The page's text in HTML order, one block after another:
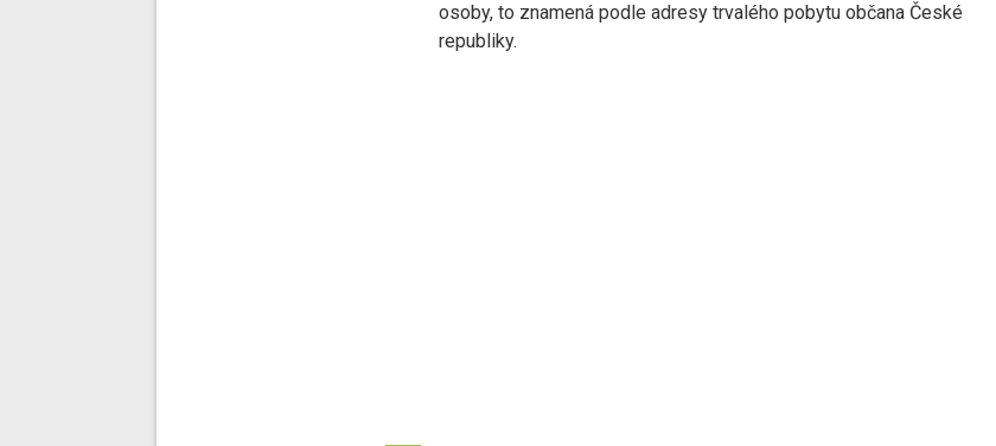
osoby, to znamená podle adresy trvalého pobytu občana České
republiky.